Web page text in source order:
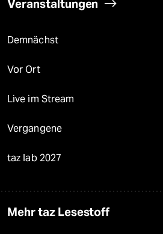
Veranstaltungen
Demnächst
Vor Ort
Live im Stream
Vergangene
taz lab 2027
Mehr taz Lesestoff